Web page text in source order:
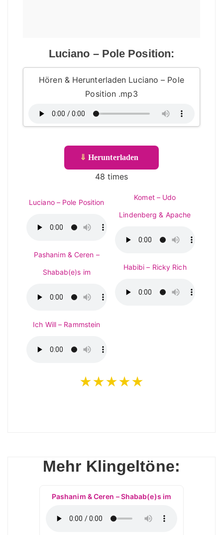
Luciano – Pole Position:
Hören & Herunterladen Luciano – Pole
Position .mp3
⇓ Herunterladen
48 times
Luciano – Pole Position
Pashanim & Ceren –
Shabab(e)s im
Ich Will – Rammstein
Komet – Udo
Lindenberg & Apache
Habibi – Ricky Rich
★★★★★
Mehr Klingeltöne:
Pashanim & Ceren – Shabab(e)s im